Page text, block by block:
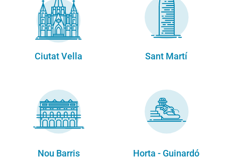
Ciutat Vella Sant Martí
Nou Barris Horta - Guinardó